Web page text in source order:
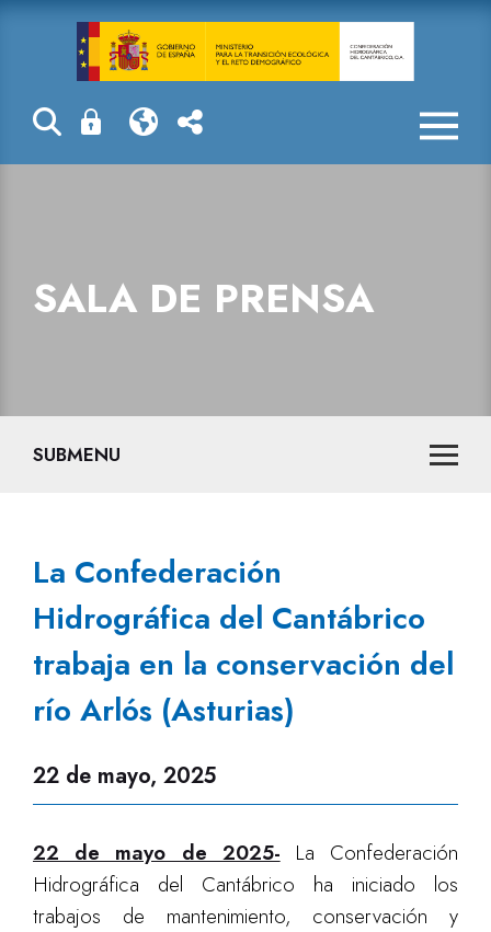
La
SALA DE PRENSA
SUBMENU
La Confederación
Hidrográfica del Cantábrico
trabaja en la conservación del
río Arlós (Asturias)
22 de mayo, 2025
22 de mayo de 2025- La Confederación
Hidrográfica del Cantábrico ha iniciado los
trabajos de mantenimiento, conservación y